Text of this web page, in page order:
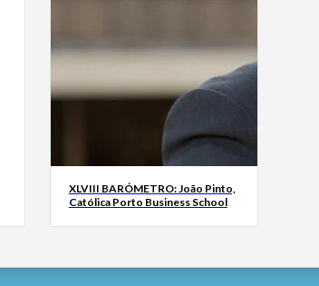
XLVIII BARÓMETRO: João Pinto,
Católica Porto Business School